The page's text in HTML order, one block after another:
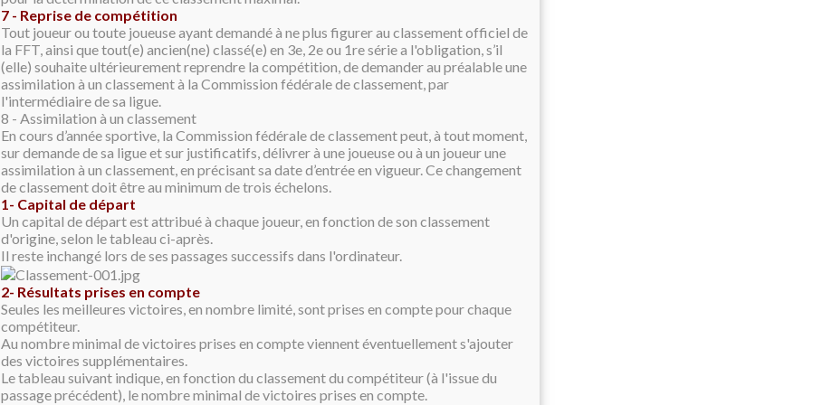
7 - Reprise de compétition
Tout joueur ou toute joueuse ayant demandé à ne plus figurer au classement officiel de
la FFT, ainsi que tout(e) ancien(ne) classé(e) en 3e, 2e ou 1re série a l'obligation, s’il
(elle) souhaite ultérieurement reprendre la compétition, de demander au préalable une
assimilation à un classement à la Commission fédérale de classement, par
l'intermédiaire de sa ligue.
8 - Assimilation à un classement
En cours d’année sportive, la Commission fédérale de classement peut, à tout moment,
sur demande de sa ligue et sur justificatifs, délivrer à une joueuse ou à un joueur une
assimilation à un classement, en précisant sa date d’entrée en vigueur. Ce changement
de classement doit être au minimum de trois échelons.
1- Capital de départ
Un capital de départ est attribué à chaque joueur, en fonction de son classement
d'origine, selon le tableau ci-après.
Il reste inchangé lors de ses passages successifs dans l'ordinateur.
2- Résultats prises en compte
Seules les meilleures victoires, en nombre limité, sont prises en compte pour chaque
compétiteur.
Au nombre minimal de victoires prises en compte viennent éventuellement s'ajouter
des victoires supplémentaires.
Le tableau suivant indique, en fonction du classement du compétiteur (à l'issue du
passage précédent), le nombre minimal de victoires prises en compte.